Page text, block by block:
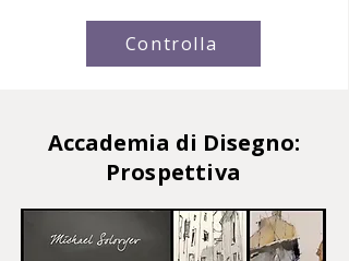
Controlla
Accademia di Disegno:
Prospettiva